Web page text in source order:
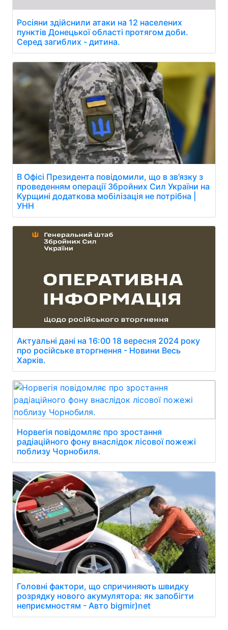
Росіяни здійснили атаки на 12 населених
пунктів Донецької області протягом доби.
Серед загиблих - дитина.
В Офісі Президента повідомили, що в зв’язку з
проведенням операції Збройних Сил України на
Курщині додаткова мобілізація не потрібна |
УНН
Актуальні дані на 16:00 18 вересня 2024 року
про російське вторгнення - Новини Весь
Харків.
Норвегія повідомляє про зростання
радіаційного фону внаслідок лісової пожежі
поблизу Чорнобиля.
Головні фактори, що спричиняють швидку
розрядку нового акумулятора: як запобігти
неприємностям - Авто bigmir)net